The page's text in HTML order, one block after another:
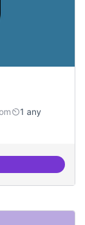
1 any
digitals i